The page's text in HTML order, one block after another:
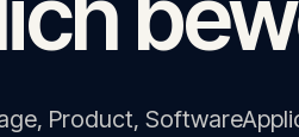
Product,